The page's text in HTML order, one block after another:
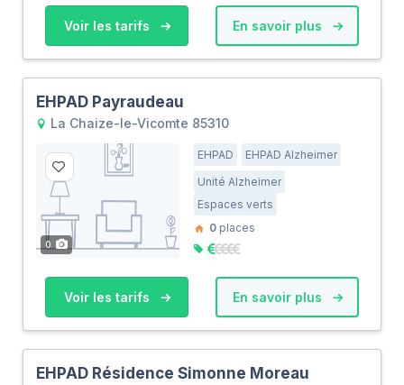
Voir les tarifs En savoir plus
EHPAD Payraudeau
La Chaize-le-Vicomte 85310
0
EHPAD
EHPAD Alzheimer
Unité Alzheimer
Espaces verts
0 places
Voir les tarifs En savoir plus
EHPAD Résidence Simonne Moreau